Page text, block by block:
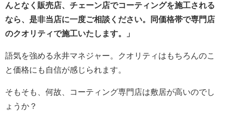
んとなく販売店、チェーン店でコーティングを施工される
なら、是非当店に一度ご相談ください。同価格帯で専門店
のクオリティで施工いたします。」
語気を強める永井マネジャー。クオリティはもちろんのこ
と価格にも自信が感じられます。
そもそも、何故、コーティング専門店は敷居が高いのでし
ょうか？